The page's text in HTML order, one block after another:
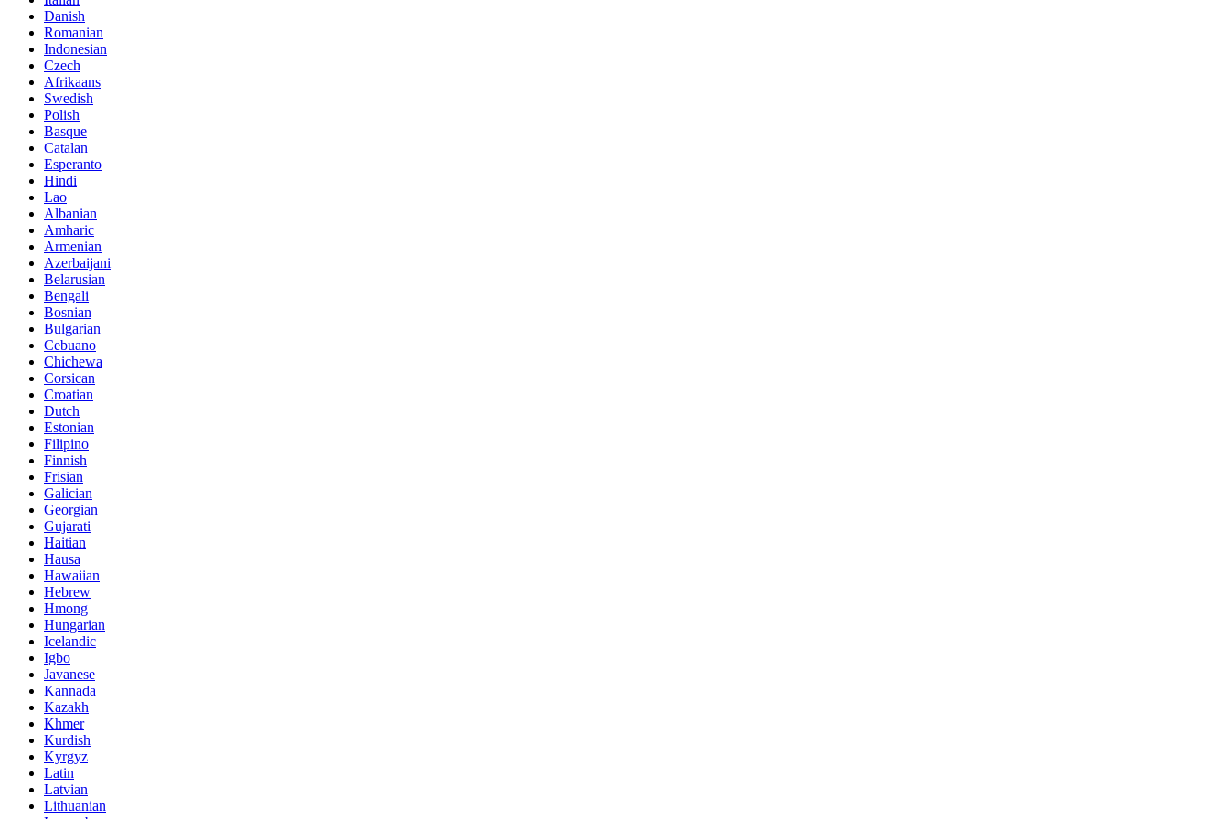
Danish
Romanian
Indonesian
Czech
Afrikaans
Swedish
Polish
Basque
Catalan
Esperanto
Hindi
Lao
Albanian
Amharic
Armenian
Azerbaijani
Belarusian
Bengali
Bosnian
Bulgarian
Cebuano
Chichewa
Corsican
Croatian
Dutch
Estonian
Filipino
Finnish
Frisian
Galician
Georgian
Gujarati
Haitian
Hausa
Hawaiian
Hebrew
Hmong
Hungarian
Icelandic
Igbo
Javanese
Kannada
Kazakh
Khmer
Kurdish
Kyrgyz
Latin
Latvian
Lithuanian